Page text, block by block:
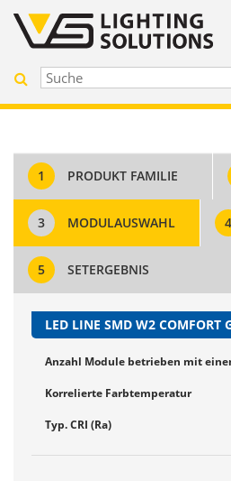
1 PRODUKT FAMILIE
3 MODULAUSWAHL 4
5 SETERGEBNIS
LED LINE SMD W2 COMFORT
Anzahl Module betrieben mit
Korrelierte Farbtemperatur
Typ. CRI (Ra)